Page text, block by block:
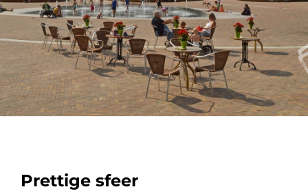
Prettige sfeer